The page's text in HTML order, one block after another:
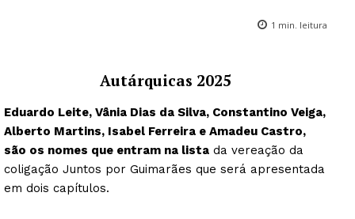
1 min. leitura
Autárquicas 2025
Eduardo Leite, Vânia Dias da Silva, Constantino Veiga,
Alberto Martins, Isabel Ferreira e Amadeu Castro,
são os nomes que entram na lista da vereação da
coligação Juntos por Guimarães que será apresentada
em dois capítulos.